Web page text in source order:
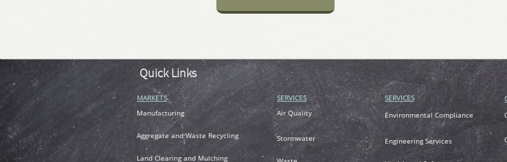
Quick Links
SERVICES
Environmental Compliance
Engineering Services
MARKETS
Manufacturing
Aggregate and Waste Recycling
Land Clearing and Mulching
SERVICES
Air Quality
Stormwater